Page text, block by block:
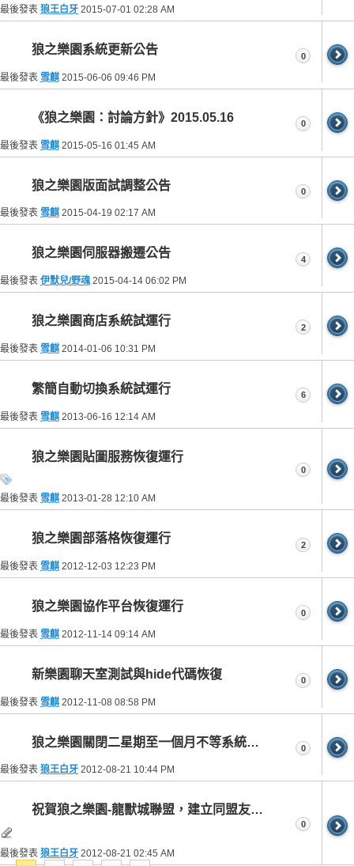
最後發表 狼王白牙 2015-07-01 02:28 AM
狼之樂園系統更新公告
最後發表 雪麒 2015-06-06 09:46 PM
0
《狼之樂園：討論方針》2015.05.16
最後發表 雪麒 2015-05-16 01:45 AM
0
狼之樂園版面試調整公告
最後發表 雪麒 2015-04-19 02:17 AM
0
狼之樂園伺服器搬遷公告
最後發表 伊默兒/野魂2015-04-14 06:02 PM
4
狼之樂園商店系統試運行
最後發表 雪麒 2014-01-06 10:31 PM
2
繁簡自動切換系統試運行
最後發表 雪麒 2013-06-16 12:14 AM
6
狼之樂園貼圖服務恢復運行
最後發表 雪麒 2013-01-28 12:10 AM
0
狼之樂園部落格恢復運行
最後發表 雪麒 2012-12-03 12:23 PM
2
狼之樂園協作平台恢復運行
最後發表 雪麒 2012-11-14 09:14 AM
0
新樂園聊天室測試與hide代碼恢復
最後發表 雪麒 2012-11-08 08:58 PM
0
狼之樂園關閉二星期至一個月不等系統檢測
最後發表 狼王白牙 2012-08-21 10:44 PM
0
祝賀狼之樂園-龍獸城聯盟，建立同盟友好關係
最後發表 狼王白牙 2012-08-21 02:45 AM
0